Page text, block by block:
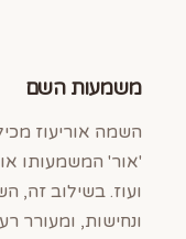
משמעות השם
השמה אוריעוז
'אור' המשמעותו
ועוז. בשילוב
ונחישות, ומעורר